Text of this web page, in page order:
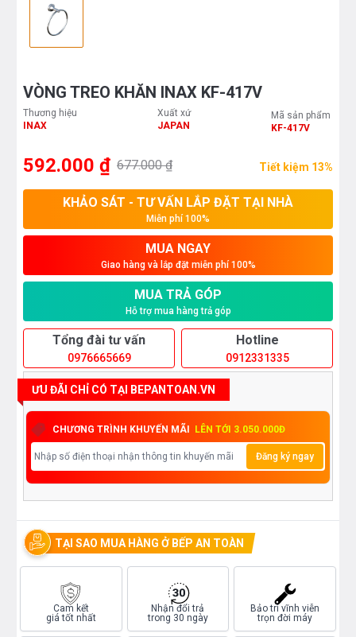
VÒNG TREO KHĂN INAX KF-417V
Thương hiệu
INAX
Xuất xứ
JAPAN
Mã sản phẩm
KF-417V
592.000 ₫ 677.000 ₫ Tiết kiệm 13%
KHẢO SÁT - TƯ VẤN LẮP ĐẶT TẠI NHÀ
Miễn phí 100%
MUA NGAY
Giao hàng và lắp đặt miễn phí 100%
MUA TRẢ GÓP
Hỗ trợ mua hàng trả góp
Tổng đài tư vấn
0976665669
Hotline
0912331335
ƯU ĐÃI CHỈ CÓ TẠI BEPANTOAN.VN
CHƯƠNG TRÌNH KHUYẾN MÃI LÊN TỚI 3.050.000Đ
Đăng ký ngay
TẠI SAO MUA HÀNG Ở BẾP AN TOÀN
Cam kết
giá tốt nhất
Nhận đổi trả
trong 30 ngày
Bảo trì vĩnh viễn
trọn đời máy